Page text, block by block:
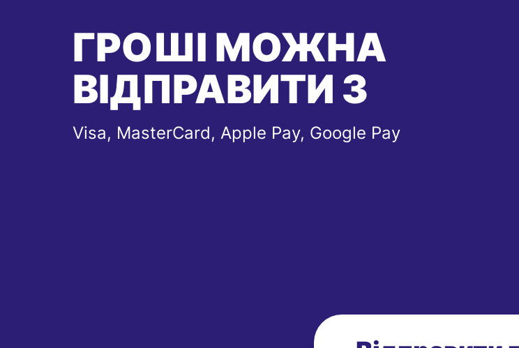
ГРОШІ МОЖНА
ВІДПРАВИТИ З
Visa, MasterCard, Apple Pay, Google Pay